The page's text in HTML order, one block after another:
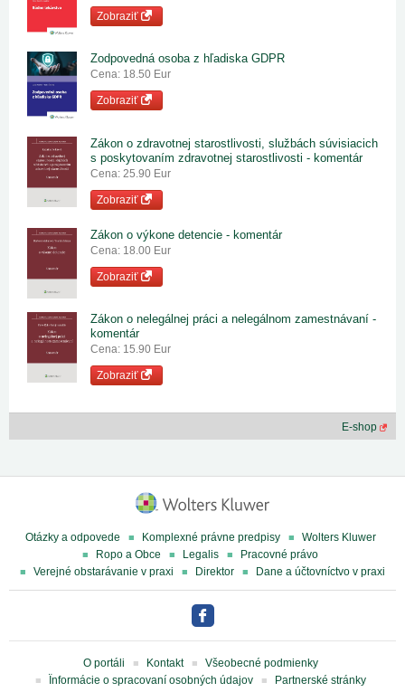
Zobraziť
Zodpovedná osoba z hľadiska GDPR
Cena: 18.50 Eur
Zobraziť
Zákon o zdravotnej starostlivosti, službách súvisiacich
s poskytovaním zdravotnej starostlivosti - komentár
Cena: 25.90 Eur
Zobraziť
Zákon o výkone detencie - komentár
Cena: 18.00 Eur
Zobraziť
Zákon o nelegálnej práci a nelegálnom zamestnávaní -
komentár
Cena: 15.90 Eur
Zobraziť
E-shop
Otázky a odpovede Komplexné právne predpisy
Wolters Kluwer
Ropo a Obce
Legalis
Pracovné právo
Verejné obstarávanie v praxi
Direktor Dane a účtovníctvo v praxi
O portáli Kontakt
Všeobecné podmienky
Ïnformácie o spracovaní osobných údajov
Partnerské stránky